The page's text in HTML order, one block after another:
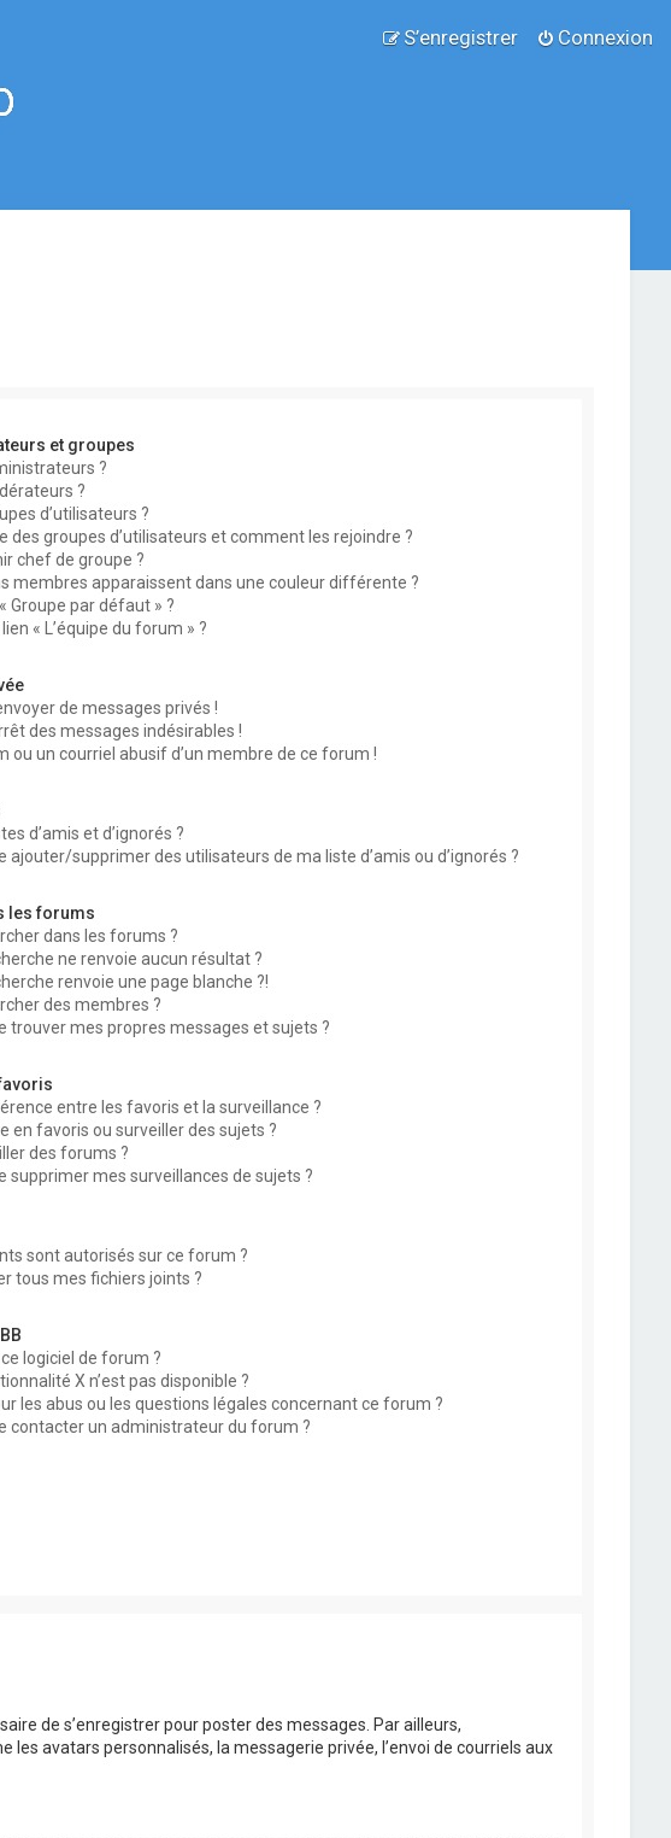
Connexion
S’enregistrer
et groupes
?
?
d’utilisateurs ?
des groupes d’utilisateurs et comment les rejoindre ?
chef de groupe ?
membres apparaissent dans une couleur différente ?
Groupe par défaut » ?
« L’équipe du forum » ?
de messages privés !
des messages indésirables !
ou un courriel abusif d’un membre de ce forum !
d’amis et d’ignorés ?
ajouter/supprimer des utilisateurs de ma liste d’amis ou d’ignorés ?
les forums
dans les forums ?
ne renvoie aucun résultat ?
renvoie une page blanche ?!
des membres ?
trouver mes propres messages et sujets ?
entre les favoris et la surveillance ?
en favoris ou surveiller des sujets ?
des forums ?
supprimer mes surveillances de sujets ?
sont autorisés sur ce forum ?
tous mes fichiers joints ?
logiciel de forum ?
X n’est pas disponible ?
les abus ou les questions légales concernant ce forum ?
contacter un administrateur du forum ?
de s’enregistrer pour poster des messages. Par ailleurs,
avatars personnalisés, la messagerie privée, l’envoi de courriels aux